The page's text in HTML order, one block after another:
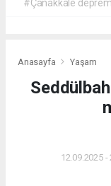
#Çanakkale deprem
Anasayfa Yaşam
12.09.2025 -